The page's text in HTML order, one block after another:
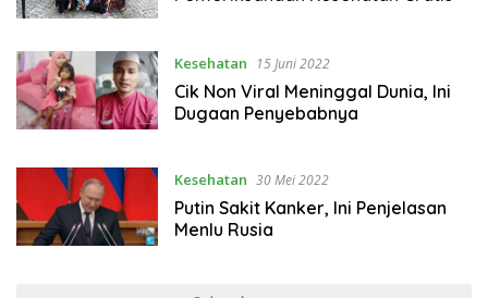
Kesehatan 15 Juni 2022
Cik Non Viral Meninggal Dunia, Ini
Dugaan Penyebabnya
Kesehatan 30 Mei 2022
Putin Sakit Kanker, Ini Penjelasan
Menlu Rusia